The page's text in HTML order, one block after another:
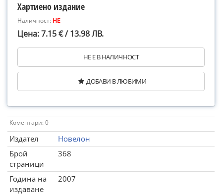
Хартиено издание
Наличност: НЕ
Цена: 7.15 € / 13.98 ЛВ.
НЕ Е В НАЛИЧНОСТ
ДОБАВИ В ЛЮБИМИ
Коментари: 0
Издател
Новелон
Брой
страници
368
Година на
издаване
2007